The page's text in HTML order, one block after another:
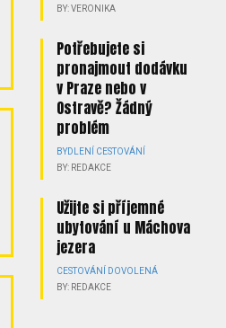
BY: VERONIKA
Potřebujete si
pronajmout dodávku
v Praze nebo v
Ostravě? Žádný
problém
BYDLENÍ
CESTOVÁNÍ
BY: REDAKCE
Užijte si příjemné
ubytování u Máchova
jezera
CESTOVÁNÍ
DOVOLENÁ
BY: REDAKCE